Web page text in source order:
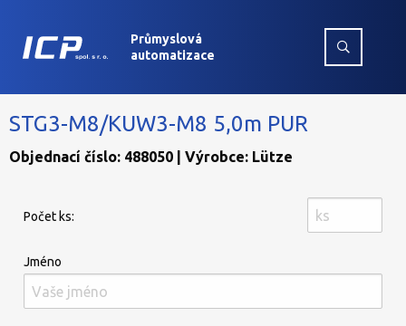
Průmyslová
automatizace
STG3-M8/KUW3-M8 5,0m PUR
Objednací číslo: 488050 | Výrobce: Lütze
Počet ks:
Jméno